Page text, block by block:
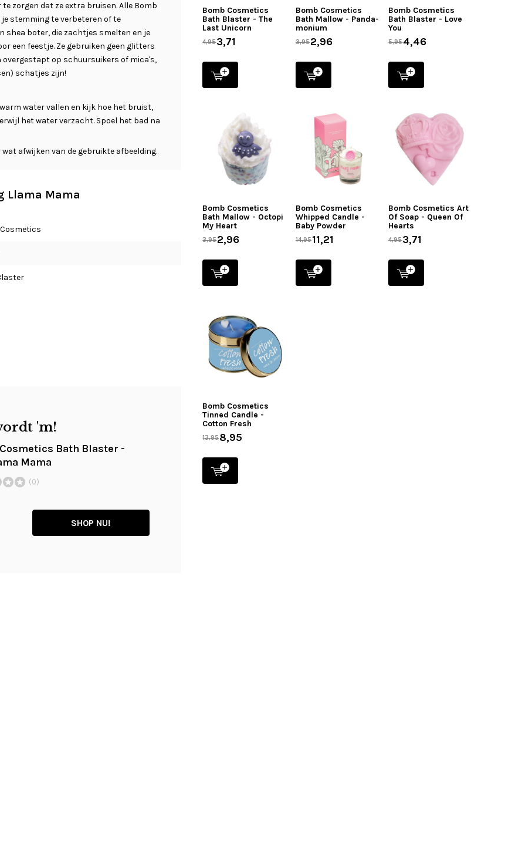
zorgen dat ze extra bruisen. Alle Bomb
stemming te verbeteren of te
shea boter, die zachtjes smelten en je
een feestje. Ze gebruiken geen glitters
op schuursuikers of mica's,
schatjes zijn!
water vallen en kijk hoe het bruist,
het water verzacht. Spoel het bad na
afwijken van de gebruikte afbeelding.
Llama Mama
'm!
Bath Blaster -
Mama
(0)
SHOP NU!
Bomb Cosmetics
Bath Blaster - The
Last Unicorn
4,953,71
Bomb Cosmetics
Bath Mallow - Panda-
monium
3,952,96
Bomb Cosmetics
Bath Blaster - Love
You
5,954,46
Bomb Cosmetics
Bath Mallow - Octopi
My Heart
3,952,96
Bomb Cosmetics
Whipped Candle -
Baby Powder
14,9511,21
Bomb Cosmetics Art
Of Soap - Queen Of
Hearts
4,953,71
Bomb Cosmetics
Tinned Candle -
Cotton Fresh
13,958,95